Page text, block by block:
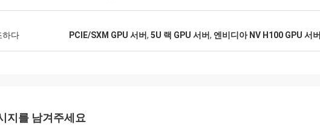
하다 PCIE/SXM GPU 서버, 5U 랙 GPU 서버, 엔비디아 NV H100 GPU 서버
지를 남겨주세요